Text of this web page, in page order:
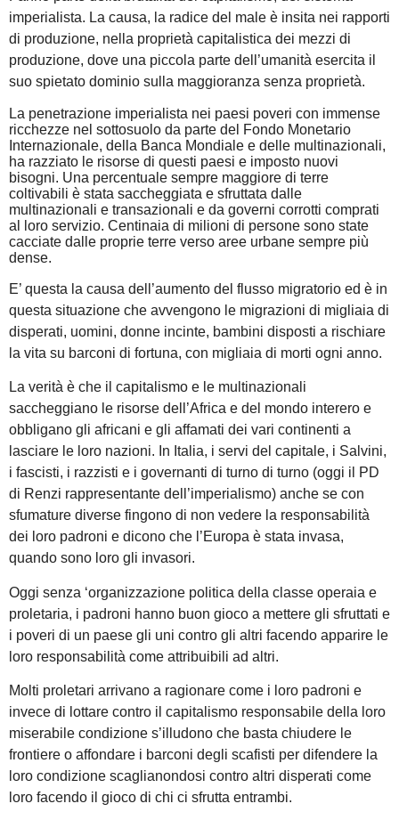
imperialista. La causa, la radice del male è insita nei rapporti
di produzione, nella proprietà capitalistica dei mezzi di
produzione, dove una piccola parte dell’umanità esercita il
suo spietato dominio sulla maggioranza senza proprietà.
La penetrazione imperialista nei paesi poveri con immense
ricchezze nel sottosuolo da parte del Fondo Monetario
Internazionale, della Banca Mondiale e delle multinazionali,
ha razziato le risorse di questi paesi e imposto nuovi
bisogni. Una percentuale sempre maggiore di terre
coltivabili è stata saccheggiata e sfruttata dalle
multinazionali e transazionali e da governi corrotti comprati
al loro servizio. Centinaia di milioni di persone sono state
cacciate dalle proprie terre verso aree urbane sempre più
dense.
E’ questa la causa dell’aumento del flusso migratorio ed è in
questa situazione che avvengono le migrazioni di migliaia di
disperati, uomini, donne incinte, bambini disposti a rischiare
la vita su barconi di fortuna, con migliaia di morti ogni anno.
La verità è che il capitalismo e le multinazionali
saccheggiano le risorse dell’Africa e del mondo interero e
obbligano gli africani e gli affamati dei vari continenti a
lasciare le loro nazioni. In Italia, i servi del capitale, i Salvini,
i fascisti, i razzisti e i governanti di turno di turno (oggi il PD
di Renzi rappresentante dell’imperialismo) anche se con
sfumature diverse fingono di non vedere la responsabilità
dei loro padroni e dicono che l’Europa è stata invasa,
quando sono loro gli invasori.
Oggi senza ‘organizzazione politica della classe operaia e
proletaria, i padroni hanno buon gioco a mettere gli sfruttati e
i poveri di un paese gli uni contro gli altri facendo apparire le
loro responsabilità come attribuibili ad altri.
Molti proletari arrivano a ragionare come i loro padroni e
invece di lottare contro il capitalismo responsabile della loro
miserabile condizione s’illudono che basta chiudere le
frontiere o affondare i barconi degli scafisti per difendere la
loro condizione scaglianondosi contro altri disperati come
loro facendo il gioco di chi ci sfrutta entrambi.